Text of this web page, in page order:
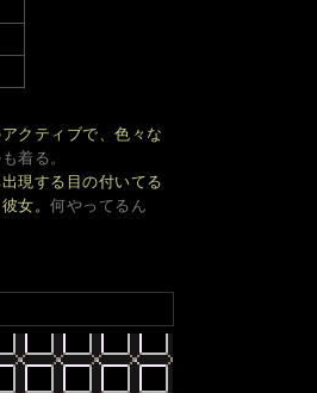
クティブで、色々な
着る。
現する目の付いてる
女。何やってるん